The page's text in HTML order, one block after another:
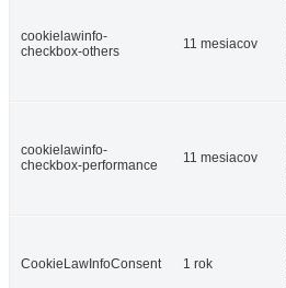
cookielawinfo-
checkbox-others
11 mesiacov
cookielawinfo-
checkbox-performance
11 mesiacov
CookieLawInfoConsent 1 rok